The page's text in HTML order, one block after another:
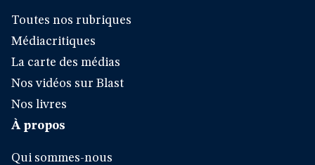
Toutes nos rubriques
Médiacritiques
La carte des médias
Nos vidéos sur Blast
Nos livres
À propos
Qui sommes-nous